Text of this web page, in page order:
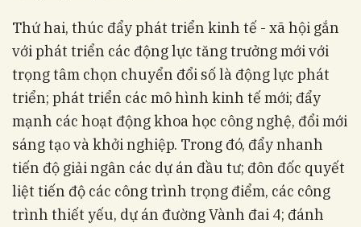
Thứ hai, thúc đẩy phát triển kinh tế - xã hội gắn
với phát triển các động lực tăng trưởng mới với
trọng tâm chọn chuyển đổi số là động lực phát
triển; phát triển các mô hình kinh tế mới; đẩy
mạnh các hoạt động khoa học công nghệ, đổi mới
sáng tạo và khởi nghiệp. Trong đó, đẩy nhanh
tiến độ giải ngân các dự án đầu tư; đôn đốc quyết
liệt tiến độ các công trình trọng điểm, các công
trình thiết yếu, dự án đường Vành đai 4; đánh